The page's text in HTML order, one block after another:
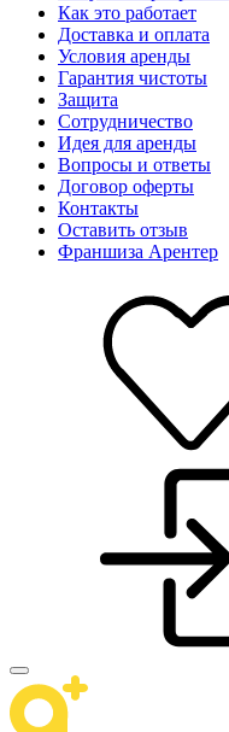
Как это работает
Доставка и оплата
Условия аренды
Гарантия чистоты
Защита
Сотрудничество
Идея для аренды
Вопросы и ответы
Договор оферты
Контакты
Оставить отзыв
Франшиза Арентер